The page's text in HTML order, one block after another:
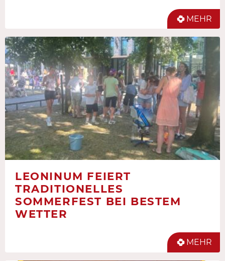
MEHR
LEONINUM FEIERT
TRADITIONELLES
SOMMERFEST BEI BESTEM
WETTER
MEHR